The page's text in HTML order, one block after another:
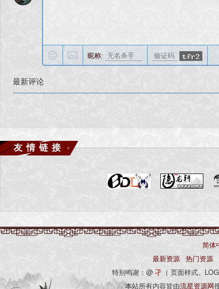
昵称:
最新评论
友情链接
简体
最新资源 热门资源
特别鸣谢：@ 孑 （ 页面样式、
本站所有内容皆由流星资源网